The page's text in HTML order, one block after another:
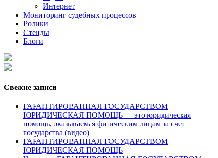
Интернет
Мониторинг судебных процессов
Ролики
Стенды
Блоги
Свежие записи
ГАРАНТИРОВАННАЯ ГОСУДАРСТВОМ
ЮРИДИЧЕСКАЯ ПОМОЩЬ — это юридическая
помощь, оказываемая физическим лицам за счет
государства (видео)
ГАРАНТИРОВАННАЯ ГОСУДАРСТВОМ
ЮРИДИЧЕСКАЯ ПОМОЩЬ